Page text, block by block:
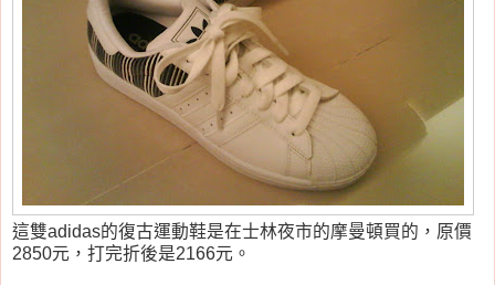
這雙adidas的復古運動鞋是在士林夜市的摩曼頓買的，原價
2850元，打完折後是2166元。